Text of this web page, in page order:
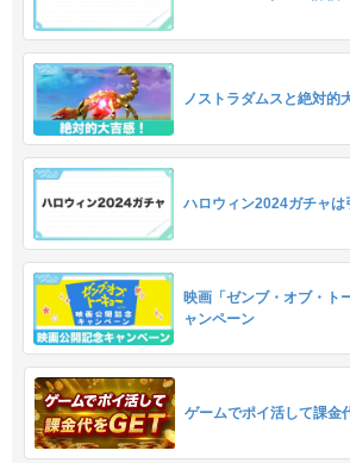
ノストラダムスと絶対的
ハロウィン2024ガチャは
映画「ゼンブ・オブ・ト
ャンペーン
ゲームでポイ活して課金